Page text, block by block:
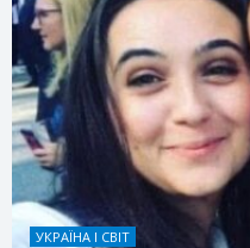
УКРАЇНА І СВІТ